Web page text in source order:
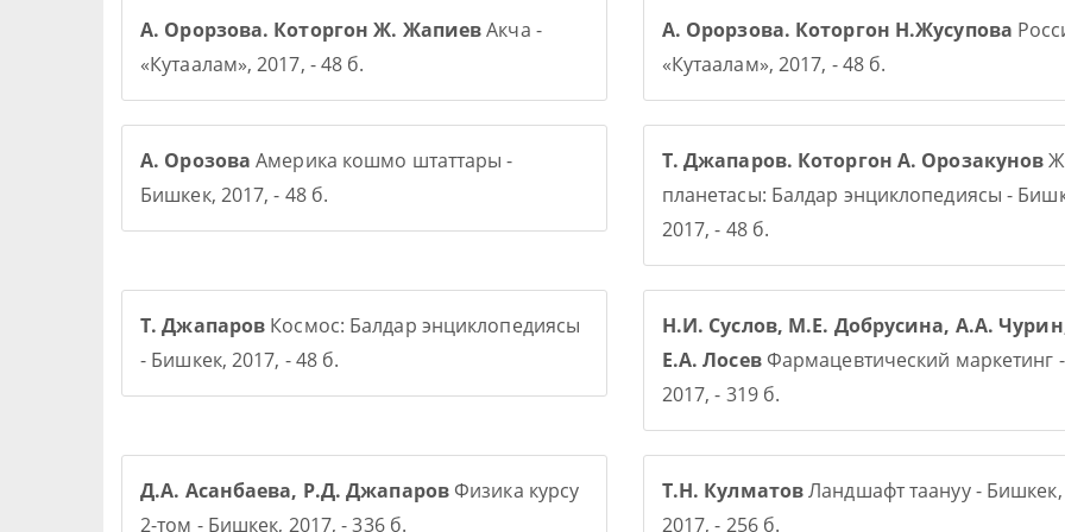
А. Орорзова. Которгон Ж. ЖапиевАкча -
«Кутаалам», 2017, - 48 б.
А. Орорзова. Которгон Н.Жусупова
«Кутаалам», 2017, - 48 б.
А. Орозова Америка кошмо штаттары -
Бишкек, 2017, - 48 б.
Т. Джапаров. Которгон А. Орозакунов
планетасы: Балдар энциклопедиясы -
2017, - 48 б.
Т. Джапаров Космос: Балдар энциклопедиясы
- Бишкек, 2017, - 48 б.
Н.И. Суслов, М.Е. Добрусина, А.А.
Е.А. ЛосевФармацевтический маркетинг -
2017, - 319 б.
Д.А. Асанбаева, Р.Д. ДжапаровФизика курсу
2-том - Бишкек, 2017, - 336 б.
Т.Н. КулматовЛандшафт таануу - Бишкек,
2017, - 256 б.